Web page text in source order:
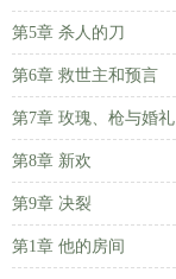
第5章 杀人的刀
第6章 救世主和预言
第7章 玫瑰、枪与婚礼
第8章 新欢
第9章 决裂
第1章 他的房间